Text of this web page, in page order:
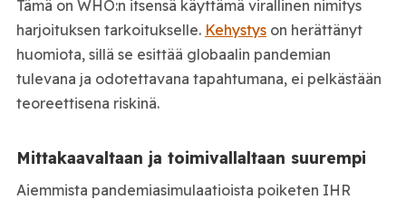
Tämä on WHO:n itsensä käyttämä virallinen nimitys
harjoituksen tarkoitukselle. Kehystyson herättänyt
huomiota, sillä se esittää globaalin pandemian
tulevana ja odotettavana tapahtumana, ei pelkästään
teoreettisena riskinä.
Mittakaavaltaan ja toimivallaltaan suurempi
Aiemmista pandemiasimulaatioista poiketen IHR